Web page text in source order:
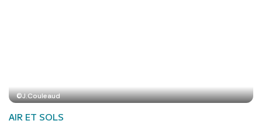
©J.Couleaud
AIR ET SOLS